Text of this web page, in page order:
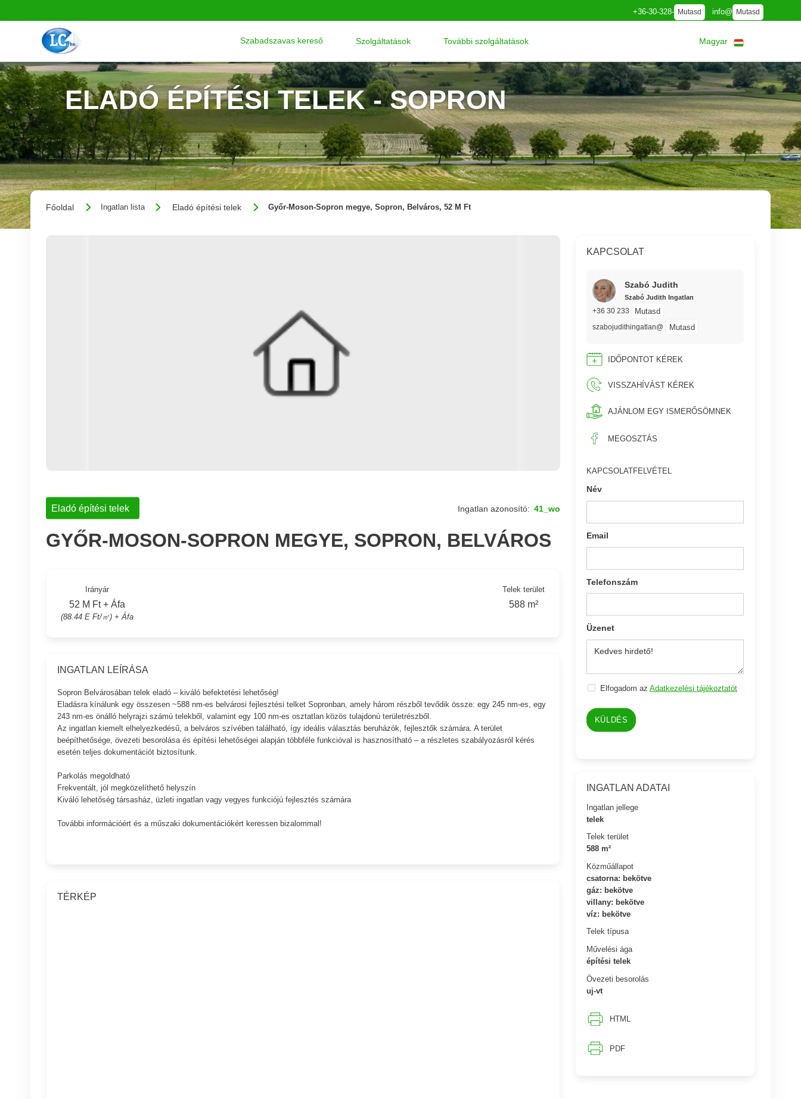
+36-30-328- Mutasd info@ Mutasd
Szabadszavas kereső Szolgáltatások További szolgáltatások Magyar
ELADÓ ÉPÍTÉSI TELEK - SOPRON
Főoldal Ingatlan lista Eladó építési telek Győr-Moson-Sopron megye, Sopron, Belváros, 52 M Ft
KAPCSOLAT
Szabó Judith
Szabó Judith Ingatlan
+36 30 233 Mutasd
szabojudithingatlan@ Mutasd
IDŐPONTOT KÉREK
VISSZAHÍVÁST KÉREK
AJÁNLOM EGY ISMERŐSÖMNEK
MEGOSZTÁS
KAPCSOLATFELVÉTEL
Név
Email
Telefonszám
Üzenet
Elfogadom az Adatkezelési tájékoztatót
KÜLDÉS
INGATLAN ADATAI
Ingatlan jellege
telek
Telek terület
588 m²
Közműállapot
csatorna: bekötve
gáz: bekötve
villany: bekötve
víz: bekötve
Telek típusa
Művelési ága
építési telek
Övezeti besorolás
uj-vt
HTML
PDF
Eladó építési telek Ingatlan azonosító: 41_wo
GYŐR-MOSON-SOPRON MEGYE, SOPRON, BELVÁROS
Irányár
52 M Ft + Áfa
(88.44 E Ft/㎡) + Áfa
Telek terület
588 m²
INGATLAN LEÍRÁSA
Sopron Belvárosában telek eladó – kiváló befektetési lehetőség!
Eladásra kínálunk egy összesen ~588 nm-es belvárosi fejlesztési telket Sopronban, amely három részből tevődik össze: egy 245 nm-es, egy
243 nm-es önálló helyrajzi számú telekből, valamint egy 100 nm-es osztatlan közös tulajdonú területrészből.
Az ingatlan kiemelt elhelyezkedésű, a belváros szívében található, így ideális választás beruházók, fejlesztők számára. A terület
beépíthetősége, övezeti besorolása és építési lehetőségei alapján többféle funkcióval is hasznosítható – a részletes szabályozásról kérés
esetén teljes dokumentációt biztosítunk.
Parkolás megoldható
Frekventált, jól megközelíthető helyszín
Kiváló lehetőség társasház, üzleti ingatlan vagy vegyes funkciójú fejlesztés számára
További információért és a műszaki dokumentációkért keressen bizalommal!
TÉRKÉP